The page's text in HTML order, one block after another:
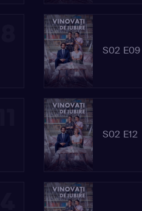
S02 E09
S02 E12